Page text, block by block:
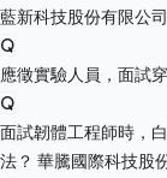
藍新科技股份有限公司
Q
應徵實驗人員，面試
Q
面試韌體工程師時，
法？ 華騰國際科技股